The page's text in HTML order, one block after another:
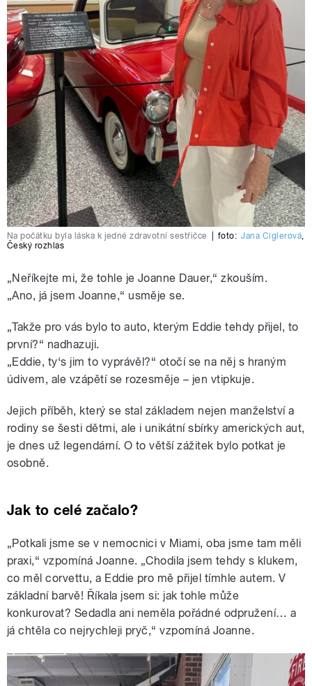
Na počátku byla láska k jedné zdravotní sestřičce foto: Jana Ciglerová,
Český rozhlas
„Neříkejte mi, že tohle je Joanne Dauer,“ zkouším.
„Ano, já jsem Joanne,“ usměje se.
„Takže pro vás bylo to auto, kterým Eddie tehdy přijel, to
první?“ nadhazuji.
„Eddie, ty‘s jim to vyprávěl?“ otočí se na něj s hraným
údivem, ale vzápětí se rozesměje – jen vtipkuje.
Jejich příběh, který se stal základem nejen manželství a
rodiny se šesti dětmi, ale i unikátní sbírky amerických aut,
je dnes už legendární. O to větší zážitek bylo potkat je
osobně.
Jak to celé začalo?
„Potkali jsme se v nemocnici v Miami, oba jsme tam měli
praxi,“ vzpomíná Joanne. „Chodila jsem tehdy s klukem,
co měl corvettu, a Eddie pro mě přijel tímhle autem. V
základní barvě! Říkala jsem si: jak tohle může
konkurovat? Sedadla ani neměla pořádné odpružení… a
já chtěla co nejrychleji pryč,“ vzpomíná Joanne.